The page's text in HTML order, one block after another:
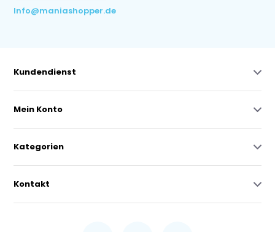
Info@maniashopper.de
Kundendienst
Mein Konto
Kategorien
Kontakt